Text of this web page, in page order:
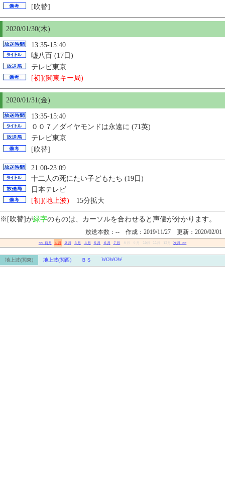
[吹替]
2020/01/30(木)
13:35-15:40
嘘八百 (17日)
テレビ東京
[初](関東キー局)
2020/01/31(金)
13:35-15:40
００７／ダイヤモンドは永遠に (71英)
テレビ東京
[吹替]
21:00-23:09
十二人の死にたい子どもたち (19日)
日本テレビ
[初](地上波) 15分拡大
※[吹替]が緑字のものは、カーソルを合わせると声優が分かります。
放送本数：-- 作成：2019/11/27 更新：2020/02/01
<< 前月 １月 ２月 ３月 ４月 ５月 ６月 ７月 ８月 10月 11月 12月 次月 >>
地上波(関東) 地上波(関西) ＢＳ WOWOW